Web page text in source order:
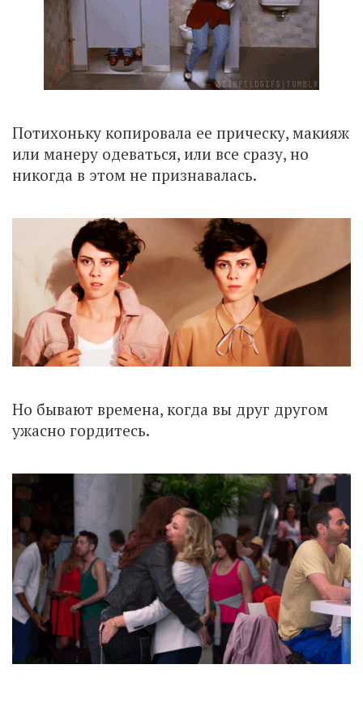
Потихоньку копировала ее прическу, макияж
или манеру одеваться, или все сразу, но
никогда в этом не признавалась.
Но бывают времена, когда вы друг другом
ужасно гордитесь.